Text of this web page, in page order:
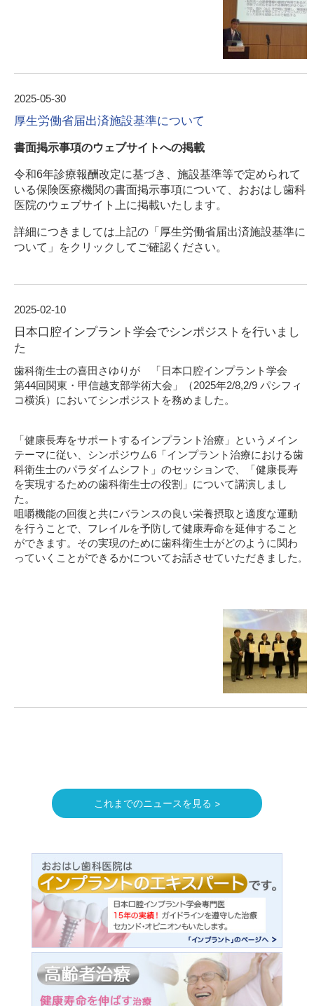
2025-05-30
厚生労働省届出済施設基準について
書面掲示事項のウェブサイトへの掲載
令和6年診療報酬改定に基づき、施設基準等で定められて
いる保険医療機関の書面掲示事項について、おおはし歯科
医院のウェブサイト上に掲載いたします。
詳細につきましては上記の「厚生労働省届出済施設基準に
ついて」をクリックしてご確認ください。
2025-02-10
日本口腔インプラント学会でシンポジストを行いまし
た
歯科衛生士の喜田さゆりが 「日本口腔インプラント学会
第44回関東・甲信越支部学術大会」（2025年2/8,2/9 パシフィ
コ横浜）においてシンポジストを務めました。
「健康長寿をサポートするインプラント治療」というメイン
テーマに従い、シンポジウム6「インプラント治療における歯
科衛生士のパラダイムシフト」のセッションで、「健康長寿
を実現するための歯科衛生士の役割」について講演しまし
た。
咀嚼機能の回復と共にバランスの良い栄養摂取と適度な運動
を行うことで、フレイルを予防して健康寿命を延伸すること
ができます。その実現のために歯科衛生士がどのように関わ
っていくことができるかについてお話させていただきました 。
これまでのニュースを見る >